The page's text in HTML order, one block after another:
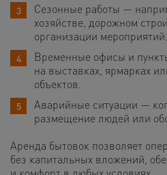
Сезонные работы —
хозяйстве, дорожном
организации мероприятий.
Временные офисы и
на выставках, ярмарках
объектов.
Аварийные ситуации —
размещение людей или
Аренда бытовок позволяет
без капитальных вложений,